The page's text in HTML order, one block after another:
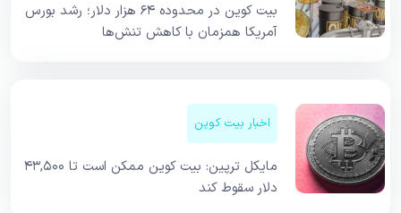
بیت کوین در محدوده ۶۴ هزار دلار؛ رشد بورس
آمریکا همزمان با کاهش تنش‌ها
اخبار بیت کوین
مایکل ترپین: بیت کوین ممکن است تا ۴۳,۵۰۰
دلار سقوط کند